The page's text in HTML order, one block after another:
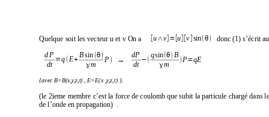
Quelque soit les vecteur u et v On a [u∧v ]=[u ][v sin( θ ) donc (1) s’écrit
d P
dt
=q (E+Bsin (θ)
γm
P ) →
dP
dt
−( qsin (θ) B
γm
) P=qE
{avec B=B(x,y,z,t) , E= E(x ,y,z,t) }.
(le 2ieme membre c’est la force de coulomb que subit la particule chargé dans
de l’onde en propagation)  .